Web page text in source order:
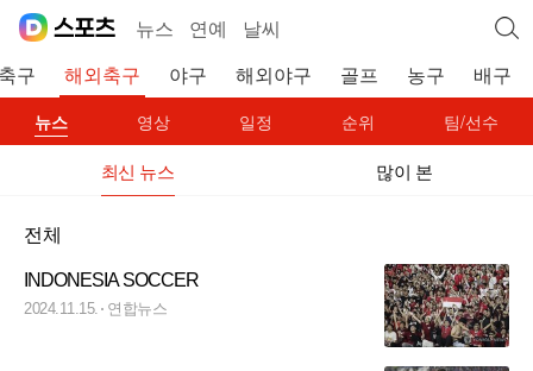
뉴스 연예 날씨
구 해외축구 야구 해외야구 골프 농구 배구
뉴스 영상 일정 순위 팀/선수
최신 뉴스 많이 본
전체
INDONESIA SOCCER
2024.11.15. 연합뉴스